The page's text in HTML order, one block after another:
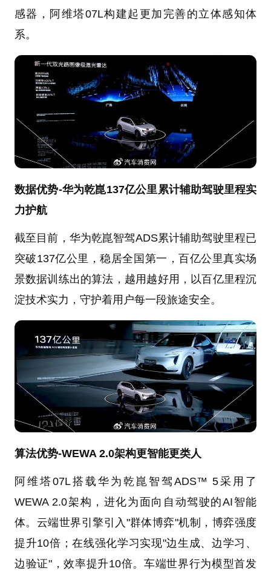
感器，阿维塔07L构建起更加完善的立体感知体
系。
数据优势-华为乾崑137亿公里累计辅助驾驶里程实
力护航
截至目前，华为乾崑智驾ADS累计辅助驾驶里程已
突破137亿公里，稳居全国第一，百亿公里真实场
景数据训练出的算法，越用越好用，以百亿里程沉
淀技术实力，守护着用户每一段旅途安全。
算法优势-WEWA 2.0架构更智能更类人
阿维塔07L搭载华为乾崑智驾ADS™ 5采用了
WEWA 2.0架构，进化为面向自动驾驶的AI智能
体。云端世界引擎引入"群体博弈"机制，博弈强度
提升10倍；在线强化学习实现"边生成、边学习、
边验证"，效率提升10倍。车端世界行为模型首发